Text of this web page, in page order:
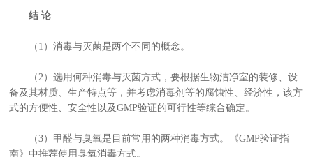
结 论
（1）消毒与灭菌是两个不同的概念。
（2）选用何种消毒与灭菌方式，要根据生物洁净室的装修、设
备及其材质、生产特点等，并考虑消毒剂等的腐蚀性、经济性，该方
式的方便性、安全性以及GMP验证的可行性等综合确定。
（3）甲醛与臭氧是目前常用的两种消毒方式。《GMP验证指
南》中推荐使用臭氧消毒方式。